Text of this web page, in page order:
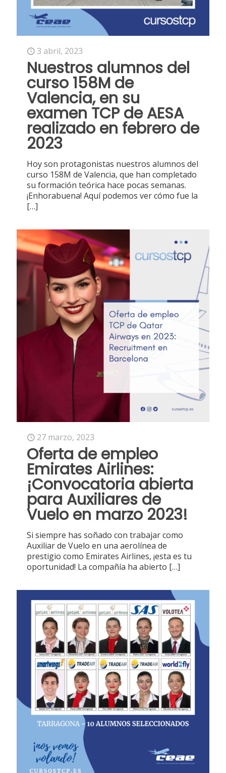
3 abril, 2023
Nuestros alumnos del
curso 158M de
Valencia, en su
examen TCP de AESA
realizado en febrero de
2023
Hoy son protagonistas nuestros alumnos del
curso 158M de Valencia, que han completado
su formación teórica hace pocas semanas.
¡Enhorabuena! Aquí podemos ver cómo fue la
[…]
27 marzo, 2023
Oferta de empleo
Emirates Airlines:
¡Convocatoria abierta
para Auxiliares de
Vuelo en marzo 2023!
Si siempre has soñado con trabajar como
Auxiliar de Vuelo en una aerolínea de
prestigio como Emirates Airlines, ¡esta es tu
oportunidad! La compañía ha abierto […]